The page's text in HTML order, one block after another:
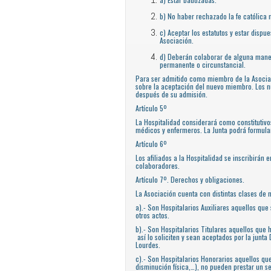
b) No haber rechazado la fe católica
c) Aceptar los estatutos y estar
Asociación.
d) Deberán colaborar de alguna
permanente o circunstancial.
Para ser admitido como miembro de la
sobre la aceptación del nuevo miembro. Los
después de su admisión.
Artículo 5º
La Hospitalidad considerará como
médicos y enfermeros. La Junta podrá
Artículo 6º
Los afiliados a la Hospitalidad se inscribirán
colaboradores.
Artículo 7º. Derechos y obligaciones.
La Asociación cuenta con distintas clases de
a).- Son Hospitalarios Auxiliares aquellos
otros actos.
b).- Son Hospitalarios Titulares aquellos que
así lo soliciten y sean aceptados por la junta
Lourdes.
c).- Son Hospitalarios Honorarios aquellos
disminución física,…), no pueden prestar un